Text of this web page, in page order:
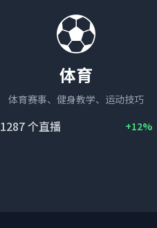
⚽
体育
体育赛事、健身教学、运动技巧
1287个直播 +12%